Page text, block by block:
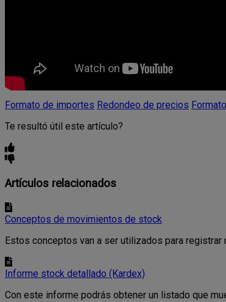
Formato de importes Redondeo de precios
Te resultó útil este artículo?
Artículos relacionados
Conceptos de movimientos de stock
Estos conceptos van a ser utilizados para registrar
Informe stock detallado (Kardex)
Con este informe podrás obtener un listado que